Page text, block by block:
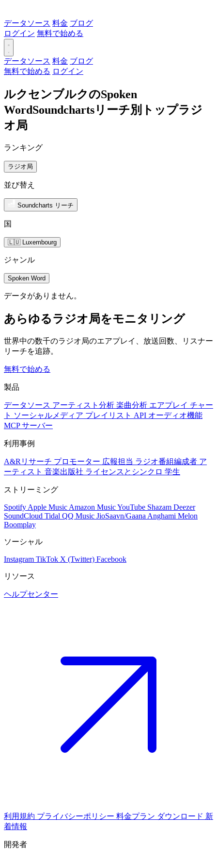
データソース 料金 ブログ
ログイン 無料で始める
データソース 料金 ブログ
無料で始める ログイン
ルクセンブルクのSpoken
WordSoundchartsリーチ別トップラジ
オ局
ランキング
ラジオ局
並び替え
Soundcharts リーチ
国
🇱🇺 Luxembourg
ジャンル
Spoken Word
データがありません。
あらゆるラジオ局をモニタリング
世界中の数千のラジオ局のエアプレイ、放送回数、リスナー
リーチを追跡。
無料で始める
製品
データソース アーティスト分析 楽曲分析 エアプレイ チャー
ト ソーシャルメディア プレイリスト API オーディオ機能
MCP サーバー
利用事例
A&Rリサーチ プロモーター 広報担当 ラジオ番組編成者 ア
ーティスト 音楽出版社 ライセンスとシンクロ 学生
ストリーミング
Spotify Apple Music Amazon MusicYouTube Shazam Deezer
SoundCloud Tidal QQ Music JioSaavn/Gaana Anghami Melon
Boomplay
ソーシャル
Instagram TikTok X (Twitter) Facebook
リソース
ヘルプセンター
利用規約 プライバシーポリシー 料金プラン ダウンロード 新
着情報
開発者